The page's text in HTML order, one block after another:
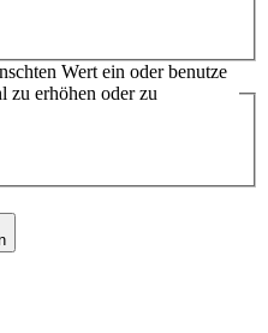
Wert ein oder benutze
zu erhöhen oder zu